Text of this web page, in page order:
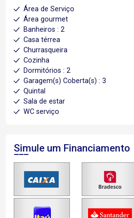
Área de Serviço
Área gourmet
Banheiros : 2
Casa térrea
Churrasqueira
Cozinha
Dormitórios : 2
Garagem(s) Coberta(s) : 3
Quintal
Sala de estar
WC serviço
Simule um Financiamento